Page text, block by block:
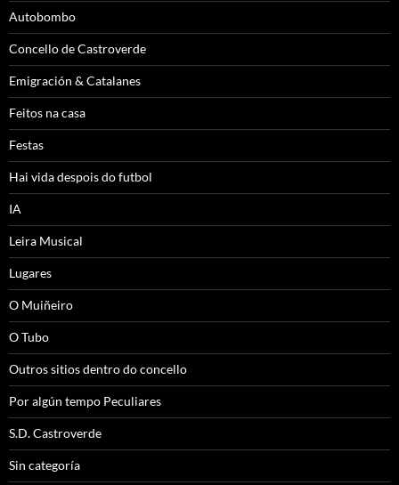
Autobombo
Concello de Castroverde
Emigración & Catalanes
Feitos na casa
Festas
Hai vida despois do futbol
IA
Leira Musical
Lugares
O Muiñeiro
O Tubo
Outros sitios dentro do concello
Por algún tempo Peculiares
S.D. Castroverde
Sin categoría